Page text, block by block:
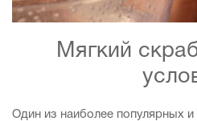
Мягкий
Один из наиболее популярных